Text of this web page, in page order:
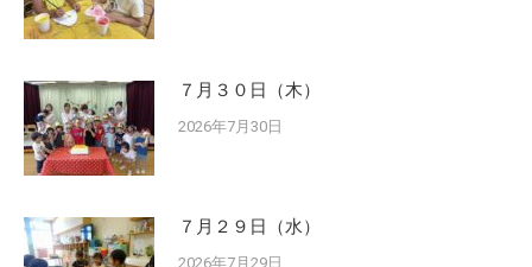
７月３０日（木）
2026年7月30日
７月２９日（水）
2026年7月29日